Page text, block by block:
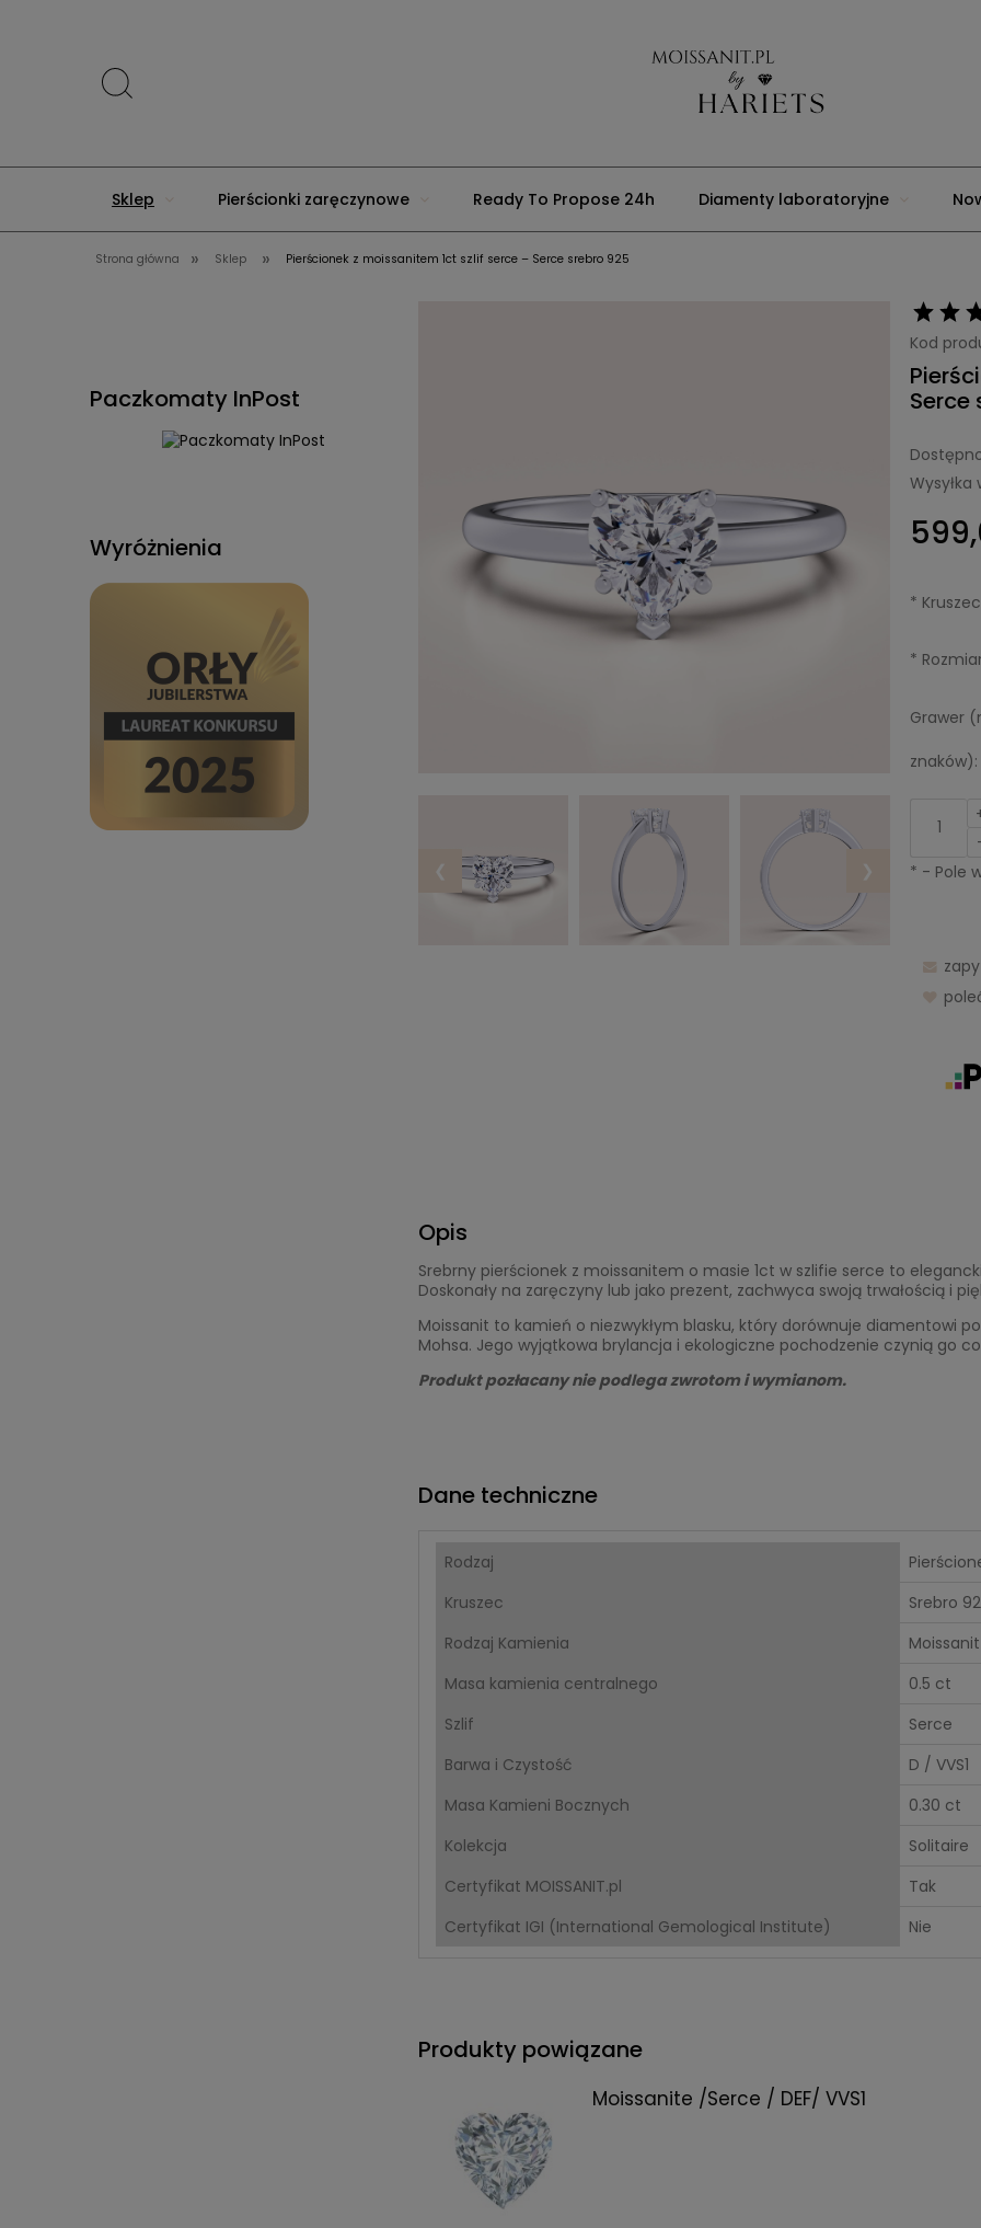
Sklep Pierścionki zaręczynowe Ready To Propose 24h Diamenty laboratoryjne
Menu Złote Rocznice Premium Usługi jubilerskie
Strona główna » Sklep » Pierścionek z moissanitem 1ct szlif serce – Serce srebro 925
Paczkomaty InPost
Wyróżnienia
❮ ❯
Kod
Serce
Wysyłka
*
*
Grawer
znaków):
* - Pole
Opis
Srebrny pierścionek z moissanitem o masie 1ct w szlifie serce to
Doskonały na zaręczyny lub jako prezent, zachwyca swoją trwałością i
Moissanit to kamień o niezwykłym blasku, który dorównuje diamentowi
Mohsa. Jego wyjątkowa brylancja i ekologiczne pochodzenie czynią go
Produkt pozłacany nie podlega zwrotom i wymianom.
Dane techniczne
Rodzaj
Kruszec
Srebro
Rodzaj Kamienia
Moissanit
Masa kamienia centralnego
0.5 ct
Szlif
Serce
Barwa i Czystość
D / VVS1
Masa Kamieni Bocznych
0.30 ct
Kolekcja
Solitaire
Certyfikat MOISSANIT.pl
Tak
Certyfikat IGI (International Gemological Institute)
Nie
Produkty powiązane
Moissanite /Serce / DEF/ VVS1